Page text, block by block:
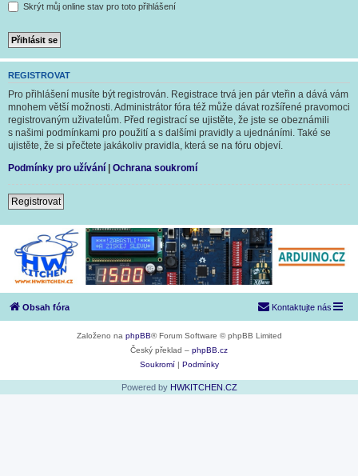
Skrýt můj online stav pro toto přihlášení
REGISTROVAT
Pro přihlášení musíte být registrován. Registrace trvá jen pár vteřin a dává vám
mnohem větší možnosti. Administrátor fóra též může dávat rozšířené pravomoci
registrovaným uživatelům. Před registrací se ujistěte, že jste se obeznámili
s našimi podmínkami pro použití a s dalšími pravidly a ujednáními. Také se
ujistěte, že si přečtete jakákoliv pravidla, která se na fóru objeví.
Podmínky pro užívání | Ochrana soukromí
Registrovat
Obsah fóra Kontaktujte nás
Založeno na phpBB® Forum Software © phpBB Limited
Český překlad – phpBB.cz
Soukromí| Podmínky
Powered by HWKITCHEN.CZ